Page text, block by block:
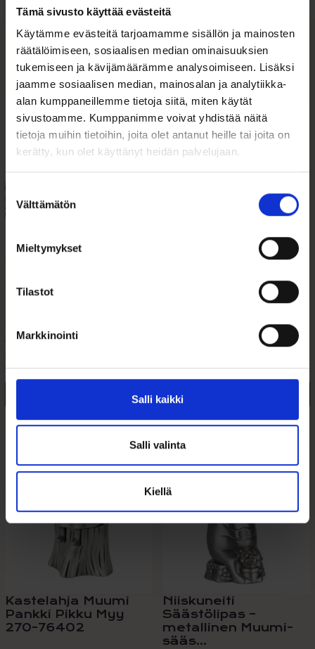
Tämä sivusto käyttää evästeitä
Käytämme evästeitä tarjoamamme sisällön ja mainosten
räätälöimiseen, sosiaalisen median ominaisuuksien
tukemiseen ja kävijämäärämme analysoimiseen. Lisäksi
jaamme sosiaalisen median, mainosalan ja analytiikka-
alan kumppaneillemme tietoja siitä, miten käytät
sivustoamme. Kumppanimme voivat yhdistää näitä
tietoja muihin tietoihin, joita olet antanut heille tai joita on
kerätty, kun olet käyttänyt heidän palvelujaan.
valinta
Välttämätön
Mieltymykset
Tilastot
Markkinointi
Salli kaikki
Salli valinta
Kiellä
Tutustu myös
Säästölipas
078625
Kaunis...
Lisää toivelistalle
Kastekehys Nalle
KASTELAHJA-KUMMIKEHYS
Lisää toivelistalle
Kastelahja Muumi
Pankki Pikku Myy
270-76402
Niiskuneiti
Säästölipas –
metallinen Muumi-
sääs...